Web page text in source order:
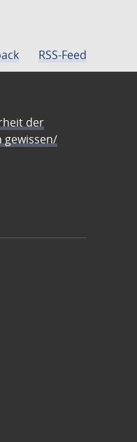
RSS-Feed
der